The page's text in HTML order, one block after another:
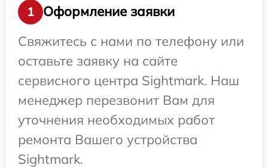
1
Оформление заявки
Свяжитесь с нами по телефону или
оставьте заявку на сайте
сервисного центра Sightmark. Наш
менеджер перезвонит Вам для
уточнения необходимых работ
ремонта Вашего устройства
Sightmark.